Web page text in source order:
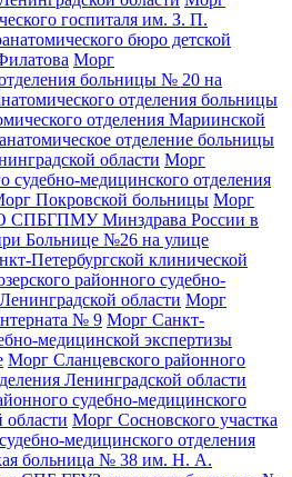
госпиталя им. З. П.
бюро детской
Морг
больницы № 20 на
отделения больницы
отделения Мариинской
отделение больницы
области Морг
судебно-медицинского отделения
Покровской больницы Морг
Минздрава России в
Больнице №26 на улице
Петербургской клинической
районного судебно-
области Морг
№ 9 Морг Санкт-
медицинской экспертизы
Морг Сланцевского районного
Ленинградской области
судебно-медицинского
области Морг Сосновского участка
медицинского отделения
больница № 38 им. Н. А.